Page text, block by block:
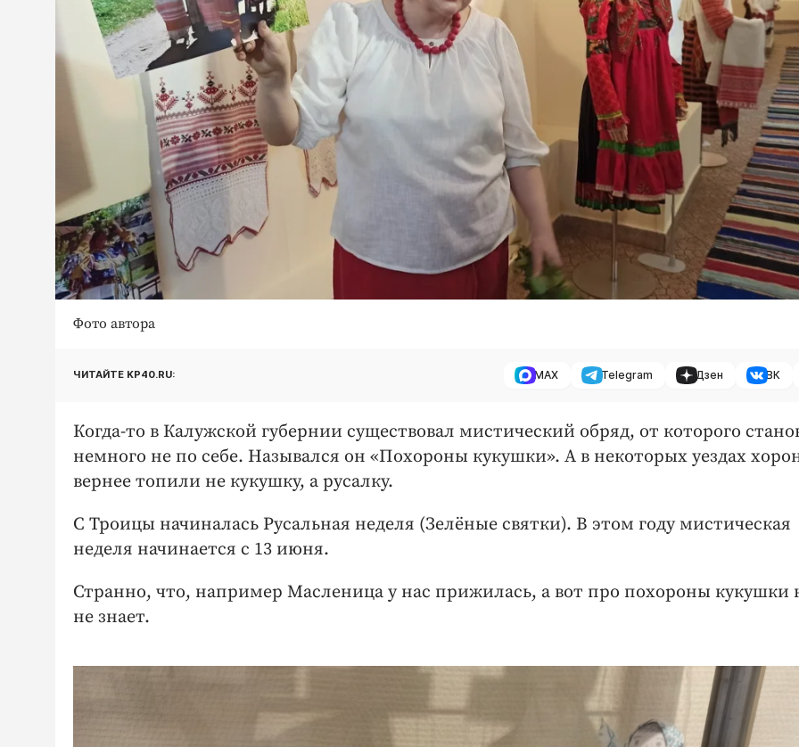
Фото автора
ЧИТАЙТЕ KP40.RU: MAX Telegram Дзен ВК
Когда-то в Калужской губернии существовал мистический обряд, от которого
немного не по себе. Назывался он «Похороны кукушки». А в некоторых уездах
вернее топили не кукушку, а русалку.
С Троицы начиналась Русальная неделя (Зелёные святки). В этом году мистическая
неделя начинается с 13 июня.
Странно, что, например Масленица у нас прижилась, а вот про похороны кукушки
не знает.